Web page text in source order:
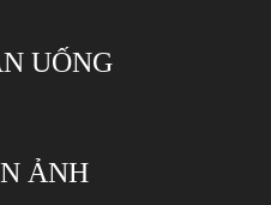
UỐNG
ẢNH